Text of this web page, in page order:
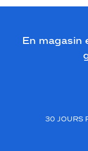
En magasin
30 JOURS